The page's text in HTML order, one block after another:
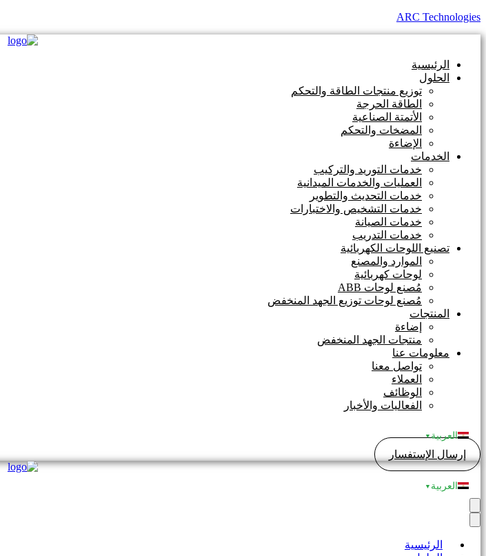
ARC Technologies
الرئيسية
الحلول
توزيع منتجات الطاقة والتحكم
الطاقة الحرجة
الأتمتة الصناعية
المضخات والتحكم
الإضاءة
الخدمات
خدمات التوريد والتركيب
العمليات والخدمات الميدانية
خدمات التحديث والتطوير
خدمات التشخيص والاختبارات
خدمات الصيانة
خدمات التدريب
تصنيع اللوحات الكهربائية
الموارد والمصنع
لوحات كهربائية
مُصنع لوحات ABB
مُصنع لوحات توزيع الجهد المنخفض
المنتجات
إضاءة
منتجات الجهد المنخفض
معلومات عنا
تواصل معنا
العملاء
الوظائف
الفعاليات والأخبار
العربية▼
إرسال الإستفسار
العربية ▼
الرئيسية